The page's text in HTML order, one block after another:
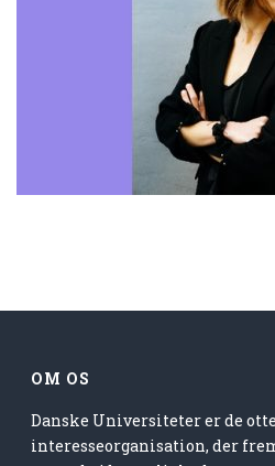
OM OS
Danske Universiteter er de
interesseorganisation, der